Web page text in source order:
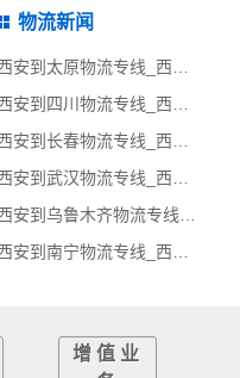
物流新闻
西安到太原物流专线_西安到太原物流公司_西安至太原物流货运专线
西安到四川物流专线_西安到四川物流公司_西安至四川物流货运专线
西安到长春物流专线_西安到长春物流公司_西安至长春物流货运专线
西安到武汉物流专线_西安到武汉物流公司_西安至武汉物流货运专线
西安到乌鲁木齐物流专线_西安到乌鲁木齐物流公司_西安至乌鲁木齐物流货运专线
西安到南宁物流专线_西安到南宁物流公司_西安至南宁物流货运专线
增值业